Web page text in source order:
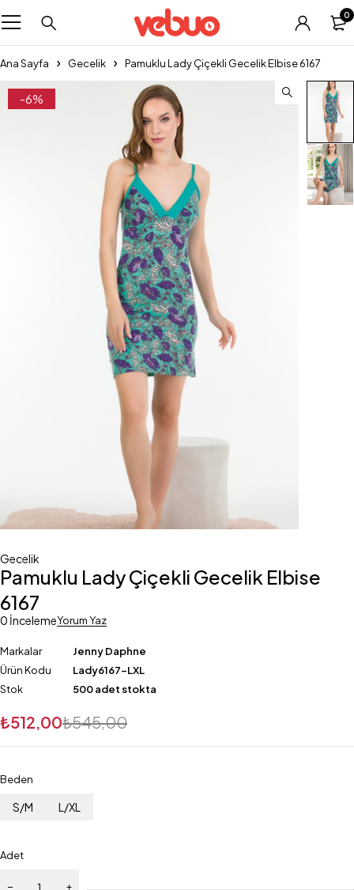
0
Ana Sayfa Gecelik Pamuklu Lady Çiçekli Gecelik Elbise 6167
-6%
Gecelik
Pamuklu Lady Çiçekli Gecelik Elbise
6167
0 İncelemeYorum Yaz
Markalar
Jenny Daphne
Ürün Kodu
Lady6167-LXL
Stok
500 adet stokta
₺545,00
₺512,00
Beden
S/M L/XL
Adet